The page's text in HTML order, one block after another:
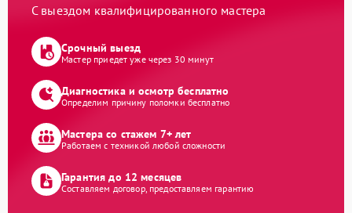
С выездом квалифицированного мастера
Срочный выезд
Мастер приедет уже через 30 минут
Диагностика и осмотр бесплатно
Определим причину поломки бесплатно
Мастера со стажем 7+ лет
Работаем с техникой любой сложности
Гарантия до 12 месяцев
Составляем договор, предоставляем гарантию